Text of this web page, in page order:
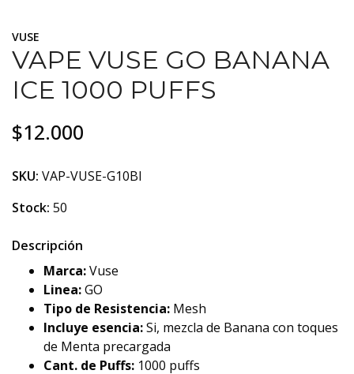
VUSE
VAPE VUSE GO BANANA
ICE 1000 PUFFS
$12.000
SKU: VAP-VUSE-G10BI
Stock: 50
Descripción
Marca:Vuse
Linea:GO
Tipo de Resistencia: Mesh
Incluye esencia:Si, mezcla de Banana con toques
de Menta precargada
Cant. de Puffs: 1000 puffs